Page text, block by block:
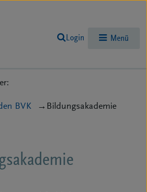
Login Menü
BVK Bildungsakademie